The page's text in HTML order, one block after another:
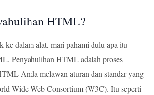
HTML?
ke dalam alat, mari pahami dulu apa itu
Penyahulihan HTML adalah proses
Anda melawan aturan dan standar yang
Wide Web Consortium (W3C). Itu seperti